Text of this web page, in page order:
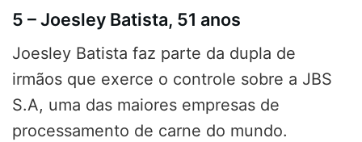
5 – Joesley Batista, 51 anos
Joesley Batista faz parte da dupla de
irmãos que exerce o controle sobre a JBS
S.A, uma das maiores empresas de
processamento de carne do mundo.